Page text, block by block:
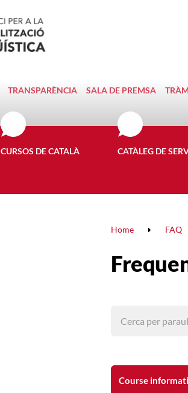
TRANSPARÈNCIA SALA DE PREMSA
CURSOS DE CATALÀ CATÀLEG DE
Home FAQ
Course